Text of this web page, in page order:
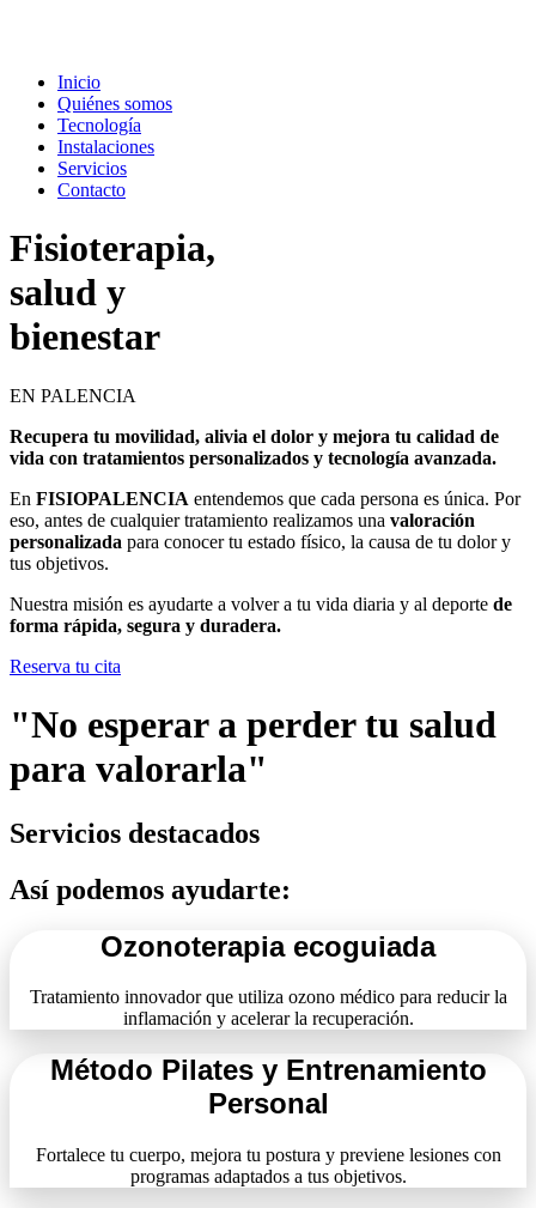
Inicio
Quiénes somos
Tecnología
Instalaciones
Servicios
Contacto
Fisioterapia,
salud y
bienestar
EN PALENCIA
Recupera tu movilidad, alivia el dolor y mejora tu calidad de
vida con tratamientos personalizados y tecnología avanzada.
En FISIOPALENCIA entendemos que cada persona es única. Por
eso, antes de cualquier tratamiento realizamos una valoración
personalizada para conocer tu estado físico, la causa de tu dolor y
tus objetivos.
Nuestra misión es ayudarte a volver a tu vida diaria y al deporte de
forma rápida, segura y duradera.
Reserva tu cita
"No esperar a perder tu salud
para valorarla"
Servicios destacados
Así podemos ayudarte:
Ozonoterapia ecoguiada
Tratamiento innovador que utiliza ozono médico para reducir la
inflamación y acelerar la recuperación.
Método Pilates y Entrenamiento
Personal
Fortalece tu cuerpo, mejora tu postura y previene lesiones con
programas adaptados a tus objetivos.